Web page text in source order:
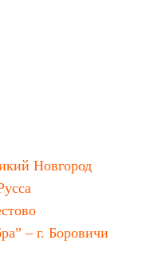
Новгород
– г. Боровичи